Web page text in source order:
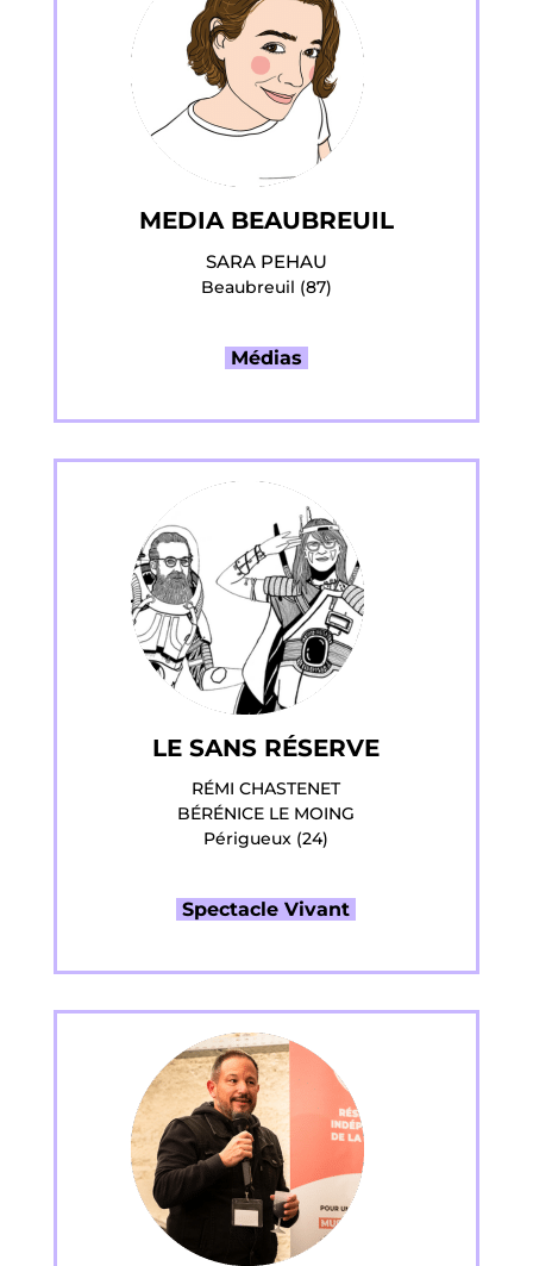
MEDIA BEAUBREUIL
SARA PEHAU
Beaubreuil (87)
Médias
LE SANS RÉSERVE
RÉMI CHASTENET
BÉRÉNICE LE MOING
Périgueux (24)
Spectacle Vivant